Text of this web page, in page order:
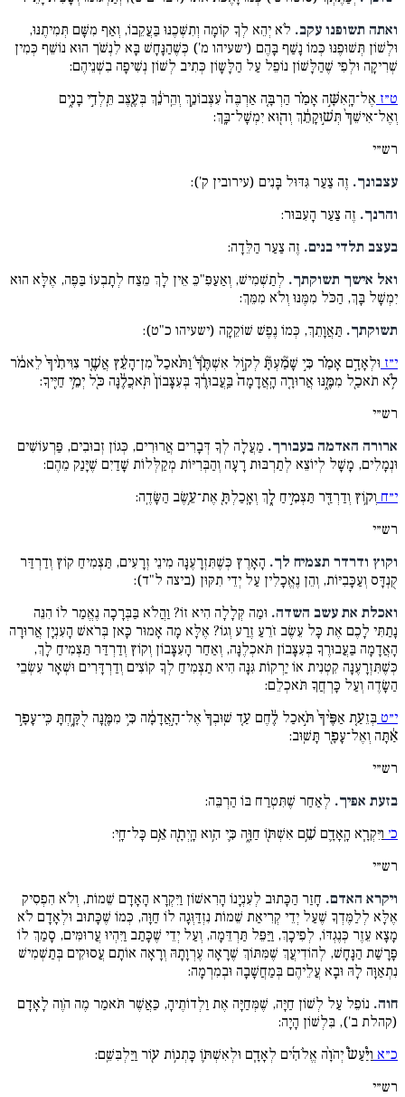
ואתה תשופנו עקב. לֹא יְהֵא לְךָ קוֹמָה וְתִשְּׁכֶנּוּ בַּעֲקֵבוֹ, וְאַף מִשָּׁם תְּמִיתֶנּוּ,
וּלְשׁוֹן תְּשׁוּפֶנּוּ כְּמוֹ נָשַׁף בָּהֶם (ישעיהו מ') כְּשֶׁהַנָּחָשׁ בָּא לִנְשֹׁך הוּא נוֹשֵׁף כְּמִין
שְׁרִיקָה וּלְפִי שֶׁהַלָּשׁוֹן נוֹפֵל עַל הַלָּשָוֹן כְּתִיב לְשׁוֹן נְשִׁיפָה בִשְׁנֵיהֶם:
ט״ז אֶל־הָֽאִשָּׁ֣ה אָמַ֗ר הַרְבָּ֤ה אַרְבֶּה֙ עִצְּבוֹנֵ֣ךְ וְהֵֽרֹנֵ֔ךְ בְּעֶ֖צֶב תֵּֽלְדִ֣י בָנִ֑ים
וְאֶל־אִישֵׁךְ֙ תְּשׁ֣וּקָתֵ֔ךְ וְה֖וּא יִמְשָׁל־בָּֽךְ:
רש״י
עצבונך. זֶה צַעַר גִּדּוּל בָּנִים (עירובין ק'):
והרנך. זֶה צַעַר הָעִבּוּר:
בעצב תלדי בנים. זֶה צַעַר הַלֵּדָה:
ואל אישך תשוקתך. לְתַשְׁמִישׁ, וְאַעַפִּ"כֵּ אֵין לָךְ מֵצַח לְתָבְעוֹ בַּפֶּה, אֶלָּא הוּא
יִמְשָׁל בָּךְ, הַכֹּל מִמֶּנּוּ וְלֹא מִמֵּךְ:
תשוקתך. תַּאֲוָתֵךְ, כְּמוֹ נֶפֶשׁ שׁוֹקֵקָה (ישעיהו כ"ט):
י״ז וּלְאָדָ֣ם אָמַ֗ר כִּ֣י שָׁמַ֘עְתָּ֘ לְק֣וֹל אִשְׁתֶּ֒ךָ֒ וַתֹּ֨אכַל֙ מִן־הָעֵ֔ץ אֲשֶׁ֤ר צִוִּיתִ֨יךָ֙ לֵאמֹ֔ר
לֹ֥א תֹאכַ֖ל מִמֶּ֑נּוּ אֲרוּרָ֤ה הָֽאֲדָמָה֙ בַּֽעֲבוּרֶ֔ךָ בְּעִצָּבוֹן֙ תֹּֽאכֲלֶ֔נָּה כֹּ֖ל יְמֵ֥י חַיֶּֽיךָ:
רש״י
ארורה האדמה בעבורך. מַעֲלָה לְךָ דְּבָרִים אֲרוּרִים, כְּגוֹן זְבוּבִים, פַּרְעוֹשִׁים
וּנְמָלִים, מָשָׁל לְיוֹצֵא לְתַרְבּוּת רָעָה וְהַבְּרִיּוֹת מְקַלְּלוֹת שָׁדַיִם שֶׁיָּנַק מֵהֶם:
י״ח וְק֥וֹץ וְדַרְדַּ֖ר תַּצְמִ֣יחַ לָ֑ךְ וְאָֽכַלְתָּ֖ אֶת־עֵ֥שֶׂב הַשָּׂדֶֽה:
רש״י
וקוץ ודרדר תצמיח לך. הָאָרֶץ כְּשֶׁתִּזְרָעֶנָּה מִינֵי זְרָעִים, תַּצְמִיחַ קוֹץ וְדַרְדַּר
קֻנְדָּס וְעַכָּבִיּוֹת, וְהֵן נֶאֱכָלִין עַל יְדֵי תִקּוּן (ביצה ל"ד):
ואכלת את עשב השדה. וּמַה קְּלָלָה הִיא זוֹ? וַהֲלֹא בַּבְּרָכָה נֶאֱמַר לוֹ הִנֵּה
נָתַתִּי לָכֶם אֶת כָּל עֵשֶׂב זֹרֵעַ זֶרַע וְגוֹ? אֶלָּא מָה אָמוּר כָּאן בְּרֹאשׁ הָעִנְיָן אֲרוּרָה
הָאֲדָמָה בַּעֲבוּרֶךָ בְּעִצָּבוֹן תֹּאכְלֶנָּה, וְאַחַר הָעִצָּבוֹן וְקוֹץ וְדַרְדַּר תַּצְמִיחַ לָךְ,
כְּשֶׁתִּזְרָעֶנָּה קִטְנִית אוֹ יַרְקוֹת גִּנָּה הִיא תַצְמִיחַ לְךָ קוֹצִים וְדַרְדָּרִים וּשְׁאָר עִשְׂבֵי
הַשָׂדֶה וְעַל כָּרְחֲךָ תֹּאכְלֵם:
י״ט בְּזֵעַ֤ת אַפֶּ֨יךָ֙ תֹּ֣אכַל לֶ֔חֶם עַ֤ד שֽׁוּבְךָ֙ אֶל־הָ֣אֲדָמָ֔ה כִּ֥י מִמֶּ֖נָּה לֻקָּ֑חְתָּ כִּֽי־עָפָ֣ר
אַ֔תָּה וְאֶל־עָפָ֖ר תָּשֽׁוּב:
רש״י
בזעת אפיך. לְאַחַר שֶׁתִּטְרַח בּוֹ הַרְבֵּה:
כ׳ וַיִּקְרָ֧א הָֽאָדָ֛ם שֵׁ֥ם אִשְׁתּ֖וֹ חַוָּ֑ה כִּ֛י הִ֥וא הָֽיְתָ֖ה אֵ֥ם כָּל־חָֽי:
רש״י
ויקרא האדם. חָזַר הַכָּתוּב לְעִנְיָנוֹ הָרִאשׁוֹן וַיִּקְרָא הָאָדָם שֵׁמוֹת, וְלֹא הִפְסִיק
אֶלָּא לְלַמֶּדְךָ שֶׁעַל יְדֵי קְרִיאַת שֵׁמוֹת נִזְדַּוְּגָה לוֹ חַוָּה, כְּמוֹ שֶׁכָּתוּב וּלְאָדָם לֹא
מָצָא עֵזֶר כְּנֶגְדּוֹ, לְפִיכָךְ, וַיַּפֵּל תַּרְדֵּמָה, וְעַל יְדֵי שֶׁכָּתַב וַיִּהְיוּ עֲרוּמִּים, סָמַךְ לוֹ
פָּרָשַׁת הַנָּחָשׁ, לְהוֹדִיעֲךְ שֶׁמִּתּוֹךְ שֶׁרָאָה עֶרְוָתָהּ וְרָאָה אוֹתָם עֲסוּקִים בְּתַשְׁמִישׁ
נִתְאַוָּה לָהּ וּבָא עֲלֵיהֶם בְּמַחֲשָׁבָה וּבְמִרְמָה:
חוה. נוֹפֵל עַל לְשׁוֹן חַיָּה, שֶׁמְּחַיָּה אֶת וַלְדוֹתֶיהָ, כַּאֲשֶׁר תֹּאמַר מֶה הֹוֶה לָאָדָם
(קהלת ב'), בִּלְשׁוֹן הָיָה:
כ״א וַיַּ֩עַשׂ֩ יְהֹוָ֨ה אֱלֹהִ֜ים לְאָדָ֧ם וּלְאִשְׁתּ֛וֹ כָּתְנ֥וֹת ע֖וֹר וַיַּלְבִּשֵֽׁם:
רש״י